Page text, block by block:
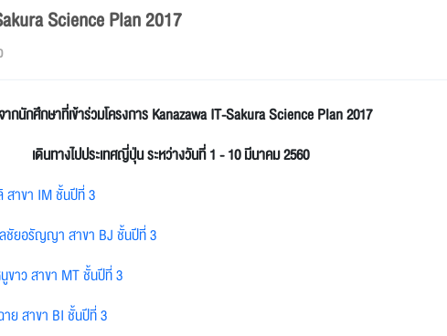
Science Plan 2017
กนักศึกษาที่เข้าร่วมโครงการ Kanazawa IT-Sakura Science Plan 2017
เดินทางไปประเทศญี่ปุ่น ระหว่างวันที่ 1 - 10 มีนาคม 2560
สาขา IM ชั้นปีที่ 3
ชัยอรัญญา สาขา BJ ชั้นปีที่ 3
าว สาขา MT ชั้นปีที่ 3
ย สาขา BI ชั้นปีที่ 3